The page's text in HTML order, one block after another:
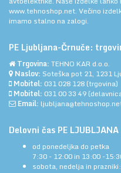
www.tehnoshop.net. Večino
imamo stalno na zalogi.
PE Ljubljana-Črnuče:
Trgovina: TEHNO KAR d.o.o.
Naslov: Soteška pot 21, 1231
Mobitel: 031 028 128 (trgovina)
Mobitel: 031 00 33 49
Email:
Delovni čas PE LJUBLJANA
od ponedeljka do petka
7:30 - 12:00 in 13:00 -
sobota, nedelja in